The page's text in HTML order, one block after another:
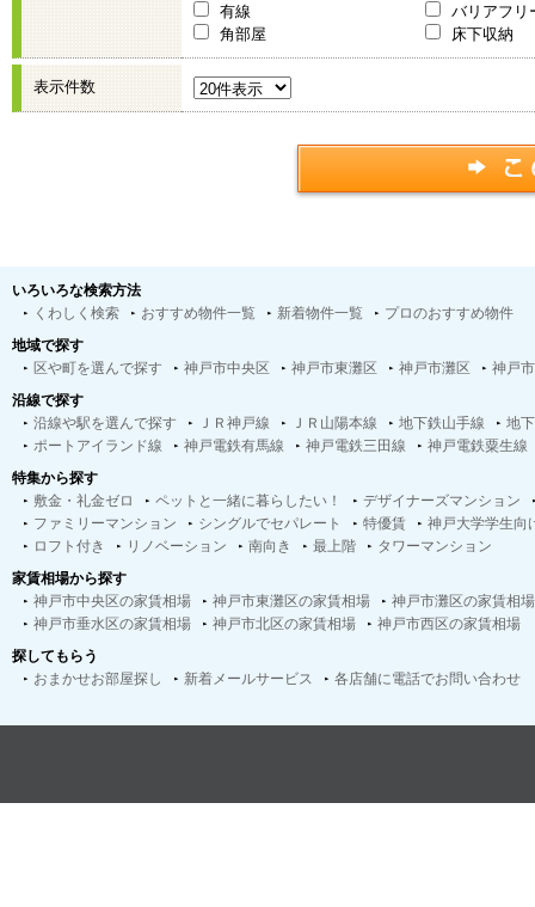
有線
バリアフリ
角部屋
床下収納
表示件数
いろいろな検索方法
くわしく検索
おすすめ物件一覧 新着物件一覧
プロのおすすめ物件
地域で探す
区や町を選んで探す
神戸市中央区 神戸市東灘区 神戸市灘区
神戸
沿線で探す
沿線や駅を選んで探す
ＪＲ神戸線 ＪＲ山陽本線 地下鉄山手線
地
ポートアイランド線
神戸電鉄有馬線 神戸電鉄三田線
神戸電鉄粟生線
特集から探す
敷金・礼金ゼロ
ペットと一緒に暮らしたい！
デザイナーズマンション
ファミリーマンション
シングルでセパレート 特優賃
神戸大学学生向
ロフト付き
リノベーション 南向き 最上階
タワーマンション
家賃相場から探す
神戸市中央区の家賃相場
神戸市東灘区の家賃相場
神戸市灘区の家賃相場
神戸市垂水区の家賃相場
神戸市北区の家賃相場
神戸市西区の家賃相場
探してもらう
おまかせお部屋探し
新着メールサービス 各店舗に電話でお問い合わせ